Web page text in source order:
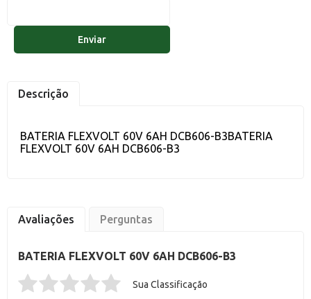
Enviar
Descrição
BATERIA FLEXVOLT 60V 6AH DCB606-B3BATERIA
FLEXVOLT 60V 6AH DCB606-B3
Avaliações Perguntas
BATERIA FLEXVOLT 60V 6AH DCB606-B3
Sua Classificação